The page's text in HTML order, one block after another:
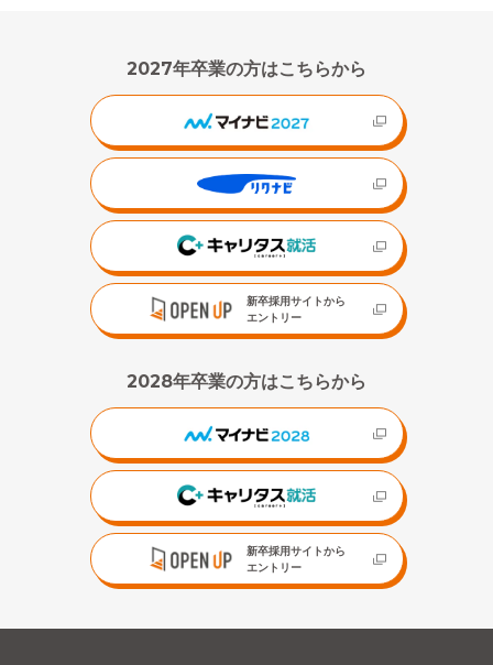
2027年卒業の方はこちらから
新卒採用サイトから
エントリー
2028年卒業の方はこちらから
新卒採用サイトから
エントリー